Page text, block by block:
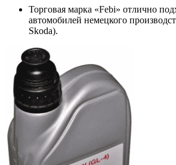
Торговая марка «Febi» отлично
автомобилей немецкого
Skoda).